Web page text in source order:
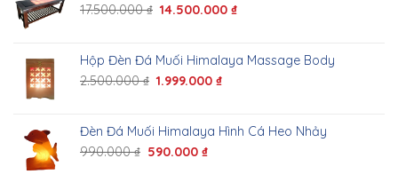
17.500.000₫ 14.500.000₫
Hộp Đèn Đá Muối Himalaya Massage Body
2.500.000₫ 1.999.000₫
Đèn Đá Muối Himalaya Hình Cá Heo Nhảy
990.000₫ 590.000₫